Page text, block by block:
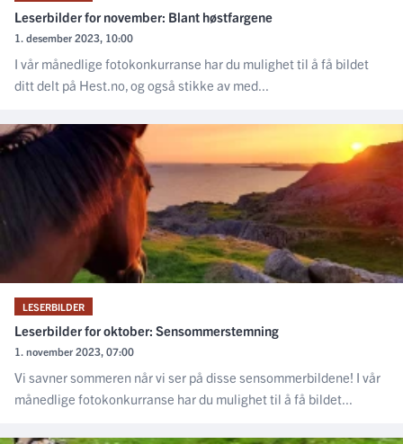
Leserbilder for november: Blant høstfargene
1. desember 2023, 10:00
I vår månedlige fotokonkurranse har du mulighet til å få bildet
ditt delt på Hest.no, og også stikke av med...
LESERBILDER
Leserbilder for oktober: Sensommerstemning
1. november 2023, 07:00
Vi savner sommeren når vi ser på disse sensommerbildene! I vår
månedlige fotokonkurranse har du mulighet til å få bildet...